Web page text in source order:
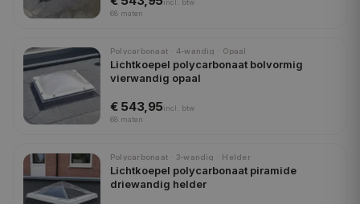
incl.
btw
68 maten
Polycarbonaat · 4-wandig · Opaal
Lichtkoepel polycarbonaat bolvormig
vierwandig opaal
€ 543,95incl.
btw
68 maten
Polycarbonaat · 3-wandig · Helder
Lichtkoepel polycarbonaat piramide
driewandig helder